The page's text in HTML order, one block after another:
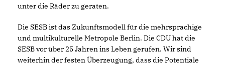
unter die Räder zu geraten.
Die SESB ist das Zukunftsmodell für die mehrsprachige
und multikulturelle Metropole Berlin. Die CDU hat die
SESB vor über 25 Jahren ins Leben gerufen. Wir sind
weiterhin der festen Überzeugung, dass die Potentiale